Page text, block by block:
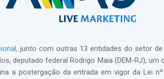
, junto com outras 13 entidades do setor
deputado federal Rodrigo Maia (DEM-RJ),
a postergação da entrada em vigor da Lei